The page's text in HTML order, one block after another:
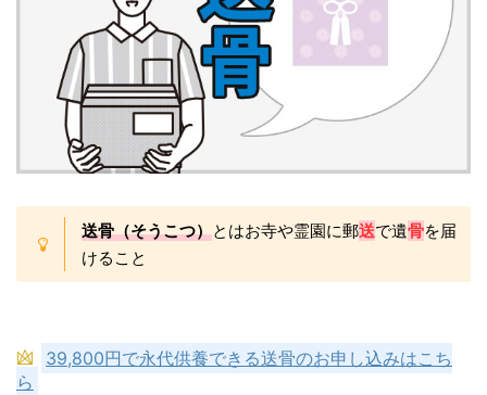
送骨（そうこつ）とはお寺や霊園に郵送で遺骨を届
けること
39,800円で永代供養できる送骨のお申し込みはこち
ら